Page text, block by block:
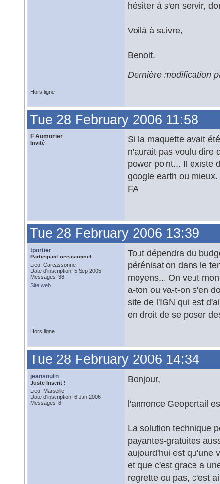
hésiter à s'en servir,
Voilà à suivre,
Benoit.
Dernière modification
Hors ligne
Tue 28 February 2006 11:58
F Aumonier
Invité
Si la maquette avait
n'aurait pas voulu dire
power point... Il existe
google earth ou mieux.
FA
Tue 28 February 2006 13:39
tportier
Participant occasionnel
Lieu: Carcassonne
Date d'inscription: 5 Sep 2005
Messages: 38
Site web
Tout dépendra du
pérénisation dans le
moyens... On veut
a-ton ou va-t-on s'en
site de l'IGN qui est
en droit de se poser
Hors ligne
Tue 28 February 2006 14:34
jeansoulin
Juste Inscrit !
Lieu: Marseille
Date d'inscription: 6 Jan 2006
Messages: 8
Bonjour,
l'annonce Geoportail
La solution technique
payantes-gratuites
aujourd'hui est qu'une
et que c'est grace a
regrette ou pas, c'est